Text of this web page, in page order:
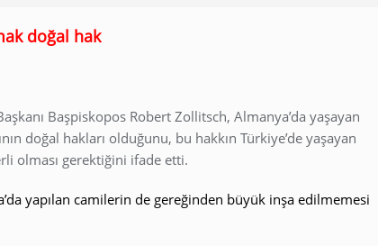
doğal hak
Başpiskopos Robert Zollitsch, Almanya’da yaşayan
doğal hakları olduğunu, bu hakkın Türkiye’de yaşayan
olması gerektiğini ifade etti.
yapılan camilerin de gereğinden büyük inşa edilmemesi